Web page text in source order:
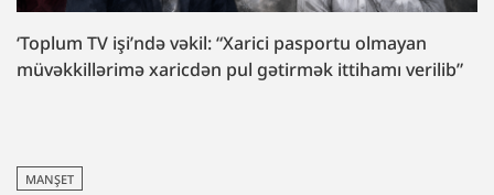
‘Toplum TV işi’ndə vəkil: “Xarici pasportu olmayan
müvəkkillərimə xaricdən pul gətirmək ittihamı verilib”
MANŞET